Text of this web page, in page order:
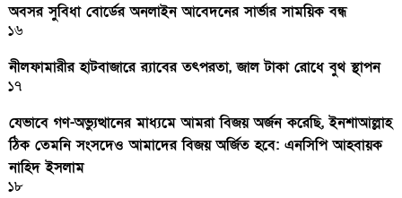
অবসর সুবিধা বোর্ডের অনলাইন আবেদনের সার্ভার সাময়িক বন্ধ
১৬
নীলফামারীর হাটবাজারে র‌্যাবের তৎপরতা, জাল টাকা রোধে বুথ স্থাপন
১৭
যেভাবে গণ-অভ্যুত্থানের মাধ্যমে আমরা বিজয় অর্জন করেছি, ইনশাআল্লাহ
ঠিক তেমনি সংসদেও আমাদের বিজয় অর্জিত হবে: এনসিপি আহবায়ক
নাহিদ ইসলাম
১৮